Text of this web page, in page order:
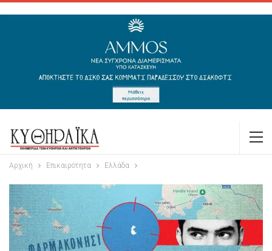
Αρχική Επικαιρότητα Ελλάδα